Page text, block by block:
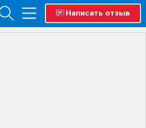
Написать отзыв